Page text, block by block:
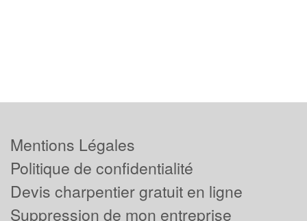
Mentions Légales
Politique de confidentialité
Devis charpentier gratuit en ligne
Suppression de mon entreprise